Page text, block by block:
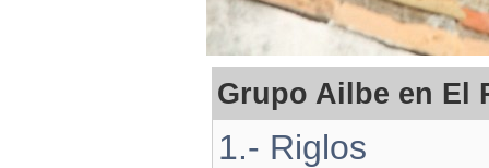
Grupo Ailbe en El
1.- Riglos